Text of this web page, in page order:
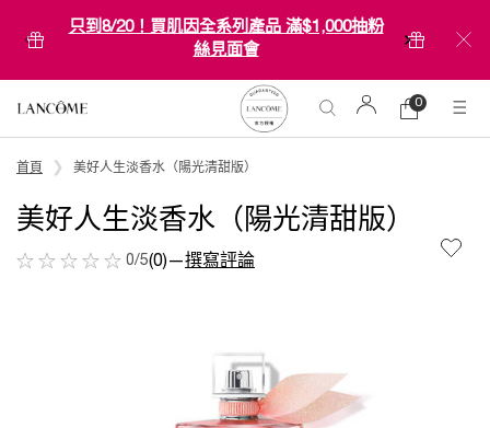
只到8/20！買肌因全系列產品 滿$1,000抽粉
絲見面會
購
物
0
0 product in
首頁
美好人生淡香水（陽光清甜版）
美好人生淡香水（陽光清甜版）
0/5(0)—撰寫評論